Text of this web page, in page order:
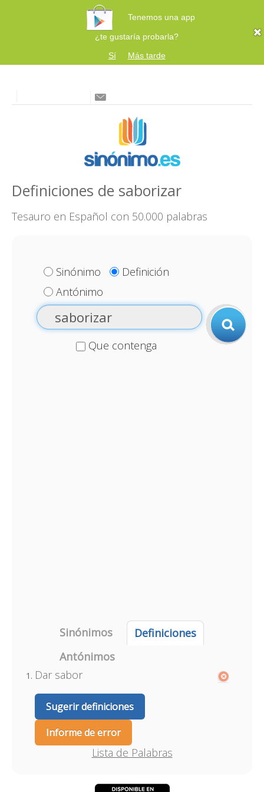
Tenemos una app
¿te gustaría probarla?
Sí
Más tarde
Definiciones de saborizar
Tesauro en Español con 50.000 palabras
Sinónimo
Definición
Antónimo
Que contenga
Sinónimos
Definiciones
Antónimos
Dar sabor
Sugerir definiciones
Informe de error
Lista de Palabras